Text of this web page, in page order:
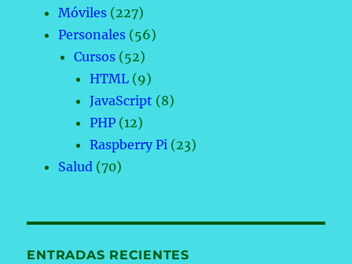
Móviles (227)
Personales (56)
Cursos (52)
HTML (9)
JavaScript (8)
PHP (12)
Raspberry Pi (23)
Salud (70)
ENTRADAS RECIENTES